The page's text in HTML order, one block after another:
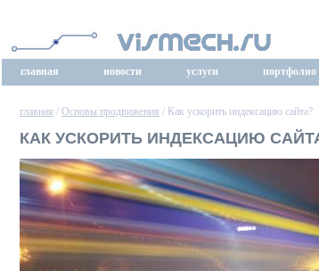
главная новости услуги портфолио
главная / Основы продвижения / Как ускорить индексацию сайта?
КАК УСКОРИТЬ ИНДЕКСАЦИЮ